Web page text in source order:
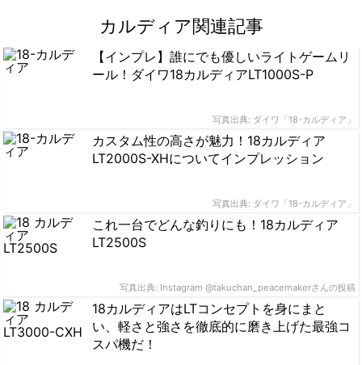
カルディア関連記事
【インプレ】誰にでも優しいライトゲームリ
ール！ダイワ18カルディアLT1000S-P
写真出典: ダイワ「18-カルディア」
カスタム性の高さが魅力！18カルディア
LT2000S-XHについてインプレッション
写真出典: ダイワ「18-カルディア」
これ一台でどんな釣りにも！18カルディア
LT2500S
写真出典: Instagram @takuchan_peacemakerさんの投稿
18カルディアはLTコンセプトを身にまと
い、軽さと強さを徹底的に磨き上げた最強コ
スパ機だ！